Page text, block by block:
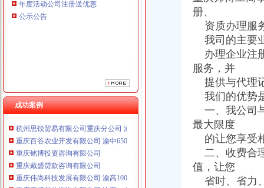
年度活动公司注册送优惠
公示公告
成功案例
重庆铭博投资咨询有限公司
重庆戴盛贷款咨询有限公司
重庆盛旗投资咨询有限公司 渝中10万 （工商注册）
重庆凯誉网络通信技术工程有限公司渝中分公司 （工商注册）
上海兆妩贸易有限公司重庆时代广场分公司 渝中 （工商注册）
重庆百谷农业开发有限公司 渝中650万 （注册）
重庆铭博投资咨询有限公司
重庆戴盛贷款咨询有限公司
重庆伟尚科技发展有限公司 渝高100万 （工商注册）
重庆泰盛贷款咨询有限公司 渝高 （工商注册）
册、
资质办理服
我司的主要
办理企业注
服务，并
提供与代理
我们的优势
一、我公司
最大限度
的让您享受
二、收费合
值，让您
省时、省力